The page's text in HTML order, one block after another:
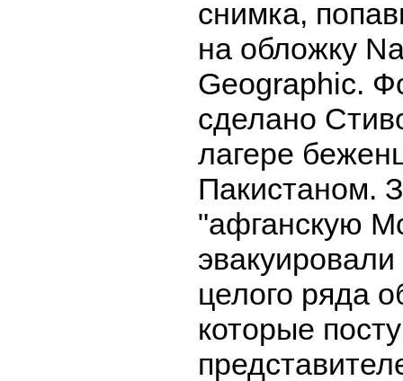
снимка,
на обложку
Geographic.
сделано
лагере
Пакистаном.
"афганскую
целого ряда
которые